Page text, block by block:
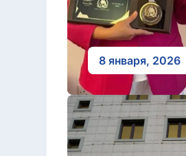
8 января, 2026